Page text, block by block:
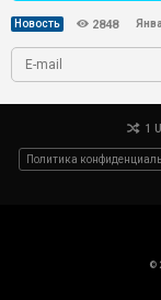
Новость 2848
1
Политика
©